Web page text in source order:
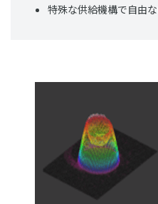
特殊な供給機構で自由